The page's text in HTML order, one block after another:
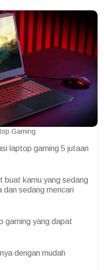
Gaming
laptop gaming 5 jutaan
buat kamu yang sedang
dan sedang mencari
gaming yang dapat
dengan mudah